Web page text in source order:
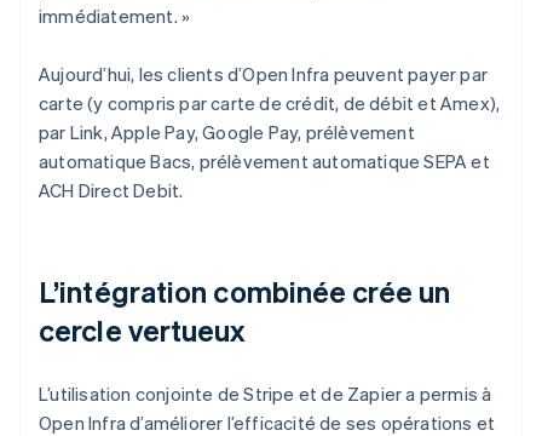
immédiatement. »
Aujourd’hui, les clients d’Open Infra peuvent payer par
carte (y compris par carte de crédit, de débit et Amex),
par Link, Apple Pay, Google Pay, prélèvement
automatique Bacs, prélèvement automatique SEPA et
ACH Direct Debit.
L’intégration combinée crée un
cercle vertueux
L’utilisation conjointe de Stripe et de Zapier a permis à
Open Infra d’améliorer l’efficacité de ses opérations et